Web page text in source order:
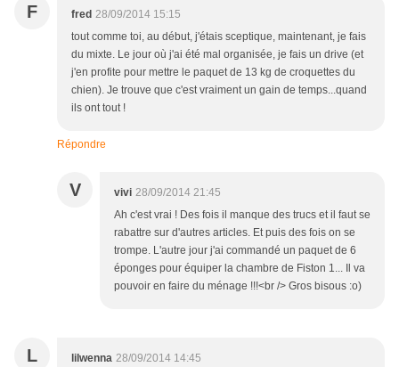
F fred 28/09/2014 15:15
tout comme toi, au début, j'étais sceptique, maintenant, je fais
du mixte. Le jour où j'ai été mal organisée, je fais un drive (et
j'en profite pour mettre le paquet de 13 kg de croquettes du
chien). Je trouve que c'est vraiment un gain de temps...quand
ils ont tout !
Répondre
V vivi 28/09/2014 21:45
Ah c'est vrai ! Des fois il manque des trucs et il faut se
rabattre sur d'autres articles. Et puis des fois on se
trompe. L'autre jour j'ai commandé un paquet de 6
éponges pour équiper la chambre de Fiston 1... Il va
pouvoir en faire du ménage !!!<br /> Gros bisous :o)
L lilwenna 28/09/2014 14:45